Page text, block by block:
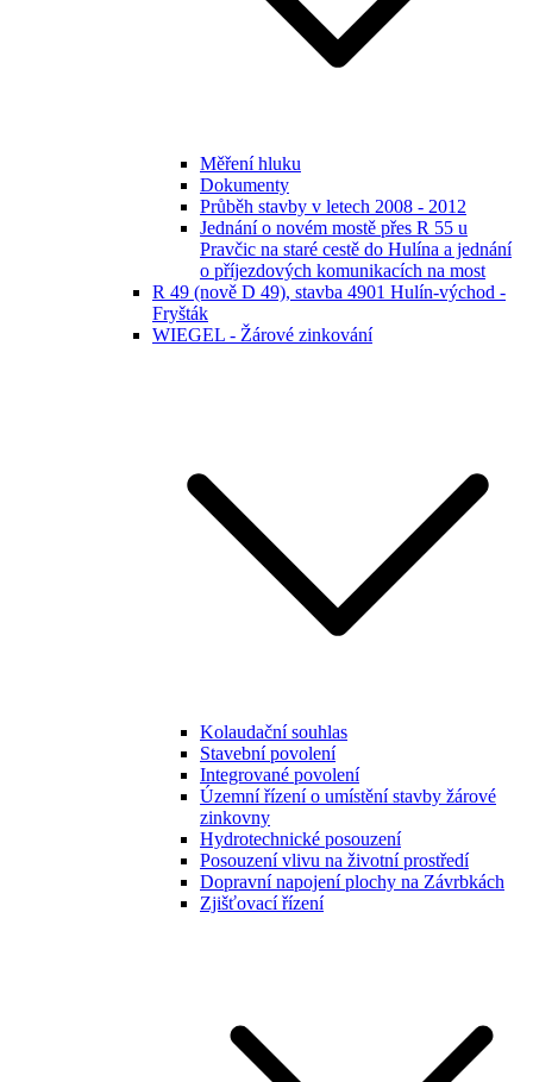
Měření hluku
Dokumenty
Průběh stavby v letech 2008 - 2012
Jednání o novém mostě přes R 55 u
Pravčic na staré cestě do Hulína a jednání
o příjezdových komunikacích na most
R 49 (nově D 49), stavba 4901 Hulín-východ -
Fryšták
WIEGEL - Žárové zinkování
Kolaudační souhlas
Stavební povolení
Integrované povolení
Územní řízení o umístění stavby žárové
zinkovny
Hydrotechnické posouzení
Posouzení vlivu na životní prostředí
Dopravní napojení plochy na Závrbkách
Zjišťovací řízení